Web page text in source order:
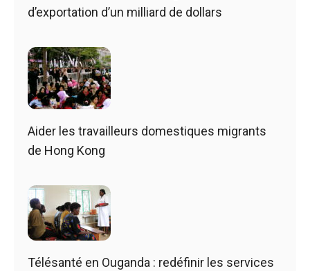
d’exportation d’un milliard de dollars
Aider les travailleurs domestiques migrants
de Hong Kong
Télésanté en Ouganda : redéfinir les services